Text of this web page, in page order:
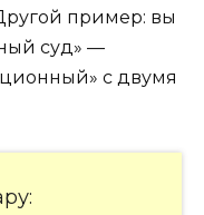
пример: вы
суд» —
с двумя